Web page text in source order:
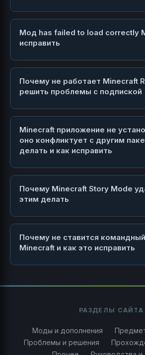
Мод has failed to load correctly
исправить
Почему не работает Minecraft
решить проблемы с подпиской
Minecraft приложение не
оно конфликтует с другим
делать и как исправить
Почему Minecraft Story Mode
этим делать
Почему не ставится
Minecraft и как это исправить
РАЗДЕЛЫ САЙТА
Моды и дополнения
Проблемы и решения